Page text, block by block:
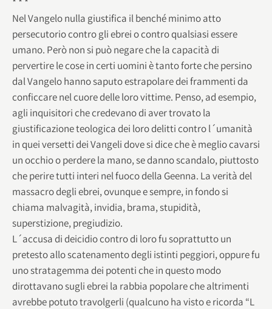
Nel Vangelo nulla giustifica il benché minimo atto
persecutorio contro gli ebrei o contro qualsiasi essere
umano. Però non si può negare che la capacità di
pervertire le cose in certi uomini è tanto forte che persino
dal Vangelo hanno saputo estrapolare dei frammenti da
conficcare nel cuore delle loro vittime. Penso, ad esempio,
agli inquisitori che credevano di aver trovato la
giustificazione teologica dei loro delitti contro l´umanità
in quei versetti dei Vangeli dove si dice che è meglio cavarsi
un occhio o perdere la mano, se danno scandalo, piuttosto
che perire tutti interi nel fuoco della Geenna. La verità del
massacro degli ebrei, ovunque e sempre, in fondo si
chiama malvagità, invidia, brama, stupidità,
superstizione, pregiudizio.
L´accusa di deicidio contro di loro fu soprattutto un
pretesto allo scatenamento degli istinti peggiori, oppure fu
uno stratagemma dei potenti che in questo modo
dirottavano sugli ebrei la rabbia popolare che altrimenti
avrebbe potuto travolgerli (qualcuno ha visto e ricorda “L